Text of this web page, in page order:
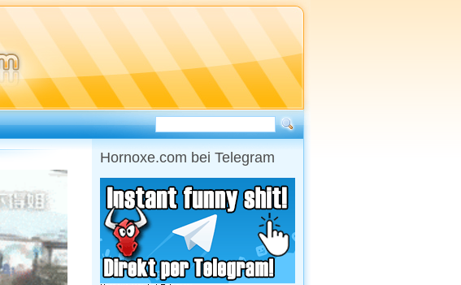
Hornoxe.com bei Telegram